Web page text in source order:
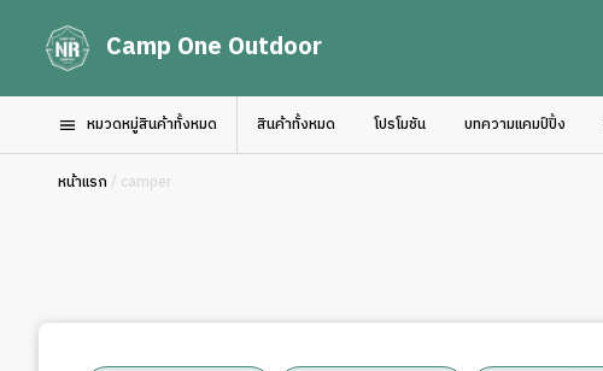
Camp One Outdoor
หมวดหมู่สินค้าทั้งหมด สินค้าทั้งหมด โปรโมชัน บทความแคมป์ปิ้ง
หน้าแรก / camper